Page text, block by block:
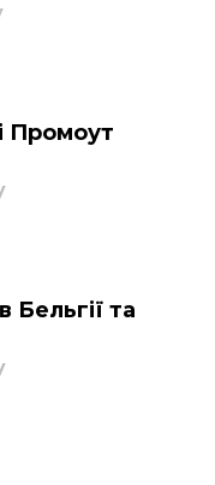
Промоут
Бельгії та